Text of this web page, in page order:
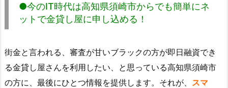
●今のIT時代は高知県須崎市からでも簡単にネ
ットで金貸し屋に申し込める！
街金と言われる、審査が甘いブラックの方が即日融資でき
る金貸し屋さんを利用したい、と思っている高知県須崎市
の方に、最後にひとつ情報を提供します。それが、 スマ